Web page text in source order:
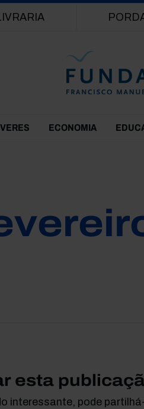
ECONOMIA
esta
interessante, pode